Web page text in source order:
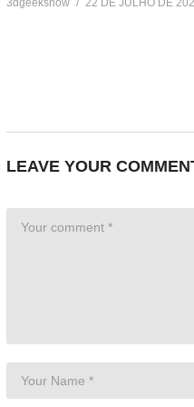
3dgeekshow 22 DE JULHO DE
LEAVE YOUR